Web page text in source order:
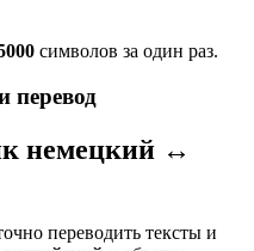
символов за один раз.
перевод
немецкий ↔
переводить тексты и